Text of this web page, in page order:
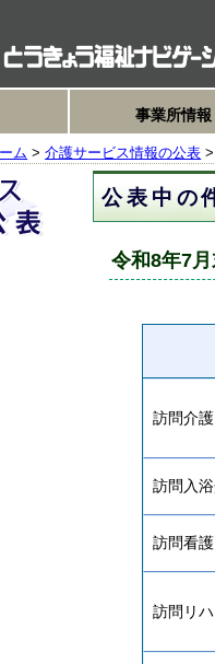
事業所情報
ム >介護サービス情報の公表
公表中の
令和8年7
訪問介護
訪問入
訪問看護
訪問リ